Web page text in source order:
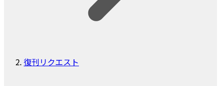
復刊リクエスト